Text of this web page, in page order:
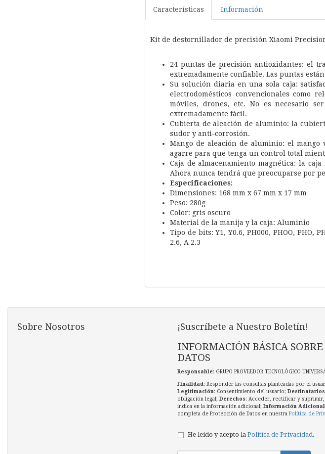
Características Información
Kit de destornillador de precisión Xiaomi
24 puntas de precisión antioxidantes: el
extremadamente confiable. Las puntas
Su solución diaria en una sola caja:
electrodomésticos convencionales como
móviles, drones, etc. No es necesario
extremadamente fácil.
Cubierta de aleación de aluminio: la
sudor y anti-corrosión.
Mango de aleación de aluminio: el
agarre para que tenga un control total
Caja de almacenamiento magnética: la
Ahora nunca tendrá que preocuparse por
Especificaciones:
Dimensiones: 168 mm x 67 mm x 17 mm
Peso: 280g
Color: gris oscuro
Material de la manija y la caja: Aluminio
Tipo de bits: Y1, Y0.6, PH000, PHOO, PHO,
2.6, A 2.3
Sobre Nosotros ¡Suscríbete a Nuestro Boletín!
INFORMACIÓN BÁSICA
DATOS
Responsable: GRUPO PROVEEDOR TECNOLÓGICO
Finalidad: Responder las consultas planteadas por el
Legitimación: Consentimiento del usuario; Destinatarios
obligación legal; Derechos: Acceder, rectificar y
indica en la información adicional; Información Adicional
completa de Protección de Datos en nuestra Política de
He leído y acepto la Política de Privacidad.